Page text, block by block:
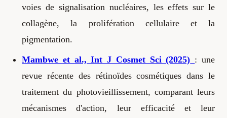
voies de signalisation nucléaires, les effets sur le
collagène, la prolifération cellulaire et la
pigmentation.
Mambwe et al., Int J Cosmet Sci (2025) : une
revue récente des rétinoïdes cosmétiques dans le
traitement du photovieillissement, comparant leurs
mécanismes d'action, leur efficacité et leur